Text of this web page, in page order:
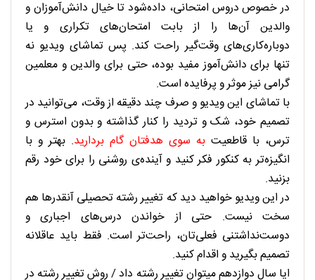
در خصوص دروس امتحانی، داده‌شود تا خیال دانش‌آموزان و
والدین آن‌ها را از بابت امتحان‌های تکراری و یا
دوباره‌کاری‌های وقت‌گیر راحت کند. پس تماشای ویدیو نه
تنها برای دانش‌آموز مفید بوده، حتی برای والدین و معلمین
گرامی نیز موثر و پرفایده است.
با تماشای این ویدیو و صرف چند دقیقه از وقت، می‌توانید در
تصمیم خود، شک و تردید را کنار گذاشته و بدون استرس و
ترس، با قاطعیت به سوی هدفتان گام بردارید. بهتر و با
انگیزه‌تر به کنکور فکر کنید و آینده‌ی روشنی را برای خود رقم
بزنید.
در این ویدیو خواهید دید که تغییر رشته تحصیلی آنقدرها هم
سخت نیست. حتی از خواندن درس‌های اجباری و
دوست‌نداشتنی فعلی‌تان، راحت‌تر است. فقط باید عاقلانه
تصمیم بگیرید و اقدام کنید.
ایا سال دوازدهم میتوان تغییر رشته داد /روش تغییر رشته در